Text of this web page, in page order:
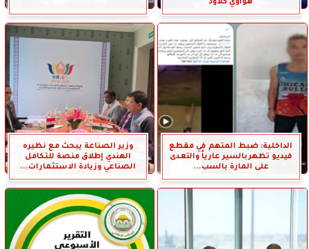
هواوي كلاود
الداخلية: ضبط المتهم في مقطع
فيديو تظهربالسير عارياً والتعدى
على المارة بالسب...
وزير الصناعة يبحث مع نظيره
الهندي إطلاق منصة للتكامل
الصناعي وزيادة الاستثمارات...